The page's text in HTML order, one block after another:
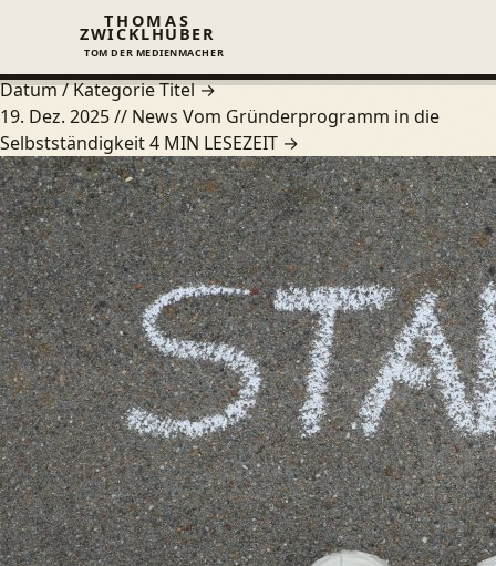
THOMAS
ZWICKLHUBER
TOM DER MEDIENMACHER
SELBSTSTÄNDIGKEIT
Datum / KategorieTitel→
19. Dez. 2025// News Vom Gründerprogramm in die
Selbstständigkeit4 MIN LESEZEIT →